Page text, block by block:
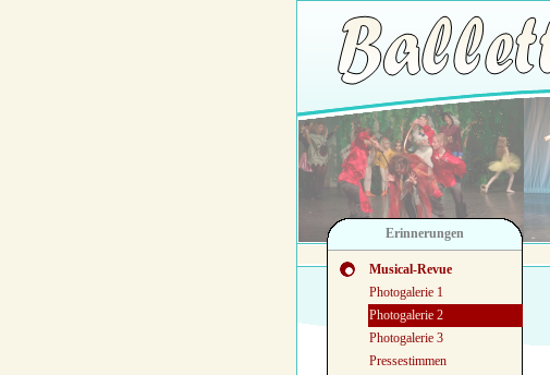
Erinnerungen
Musical-Revue
Photogalerie 1
Photogalerie 2
Photogalerie 3
Pressestimmen